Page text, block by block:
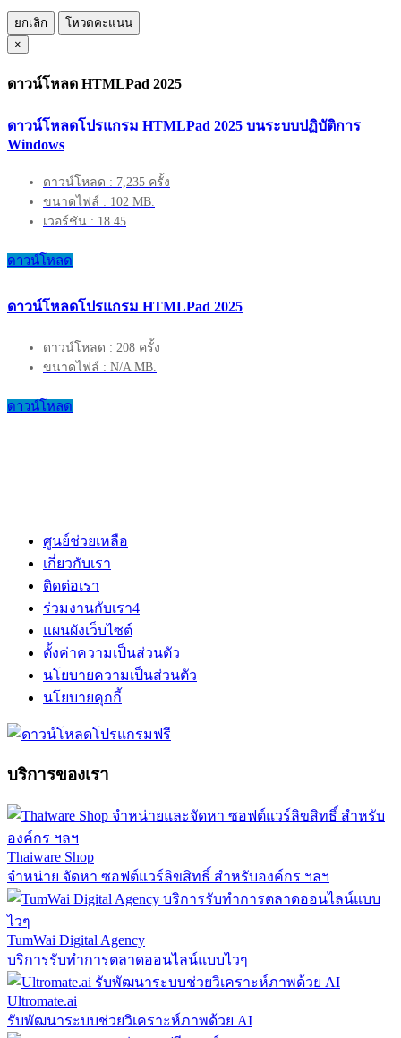
ยกเลิก
โหวตคะแนน
×
ดาวน์โหลด HTMLPad 2025
ดาวน์โหลดโปรแกรม HTMLPad 2025 บนระบบปฏิบัติการ
Windows
ดาวน์โหลด : 7,235 ครั้ง
ขนาดไฟล์ : 102 MB.
เวอร์ชัน : 18.45
ดาวน์โหลด
ดาวน์โหลดโปรแกรม HTMLPad 2025
ดาวน์โหลด : 208 ครั้ง
ขนาดไฟล์ : N/A MB.
ดาวน์โหลด
ศูนย์ช่วยเหลือ
เกี่ยวกับเรา
ติดต่อเรา
ร่วมงานกับเรา4
แผนผังเว็บไซต์
ตั้งค่าความเป็นส่วนตัว
นโยบายความเป็นส่วนตัว
นโยบายคุกกี้
บริการของเรา
Thaiware Shop
จำหน่าย จัดหา ซอฟต์แวร์ลิขสิทธิ์ สำหรับองค์กร ฯลฯ
TumWai Digital Agency
บริการรับทำการตลาดออนไลน์แบบไวๆ
Ultromate.ai
รับพัฒนาระบบช่วยวิเคราะห์ภาพด้วย AI